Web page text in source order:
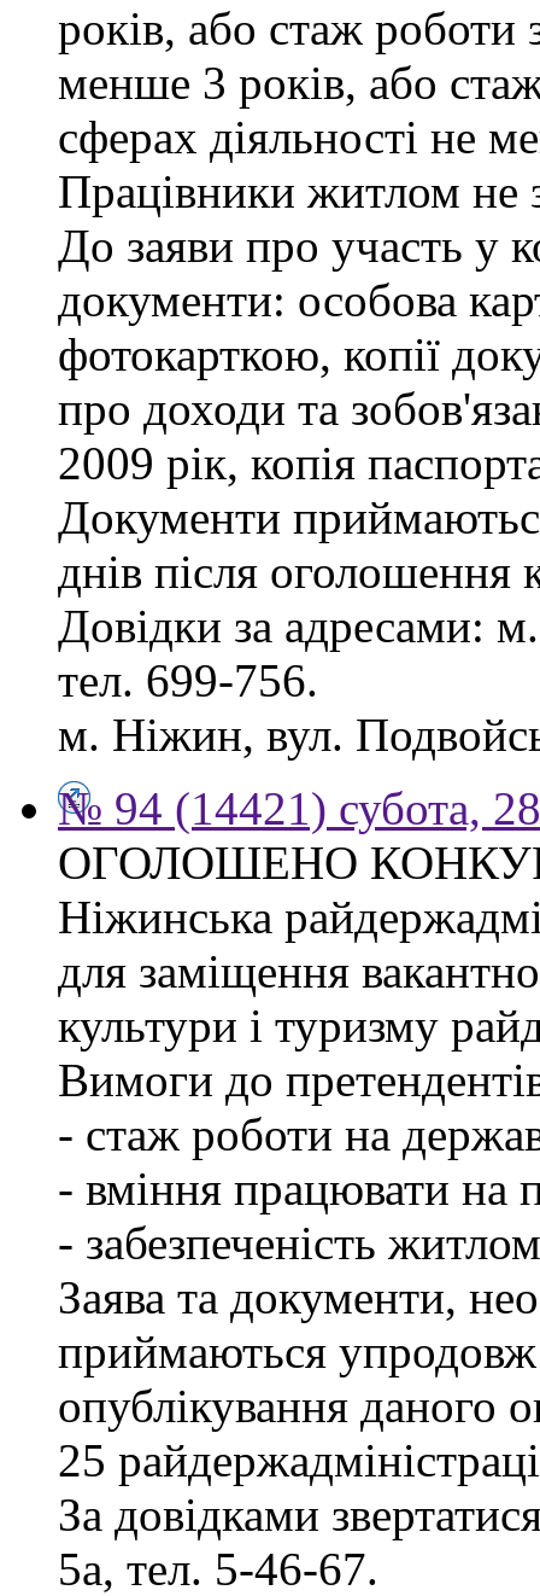
років, або стаж
менше 3 років, або
сферах діяльності не
Працівники житлом не
До заяви про участь у
документи: особова
фотокарткою, копії
про доходи та
2009 рік, копія
Документи
днів після оголошення
Довідки за адресами:
тел. 699-756.
м. Ніжин, вул.
№ 94 (14421) субота,
ОГОЛОШЕНО
Ніжинська
для заміщення
культури і туризму
Вимоги до
- стаж роботи на
- вміння працювати на
- забезпеченість
Заява та документи,
приймаються упродовж
опублікування даного
25
За довідками
5а, тел. 5-46-67.